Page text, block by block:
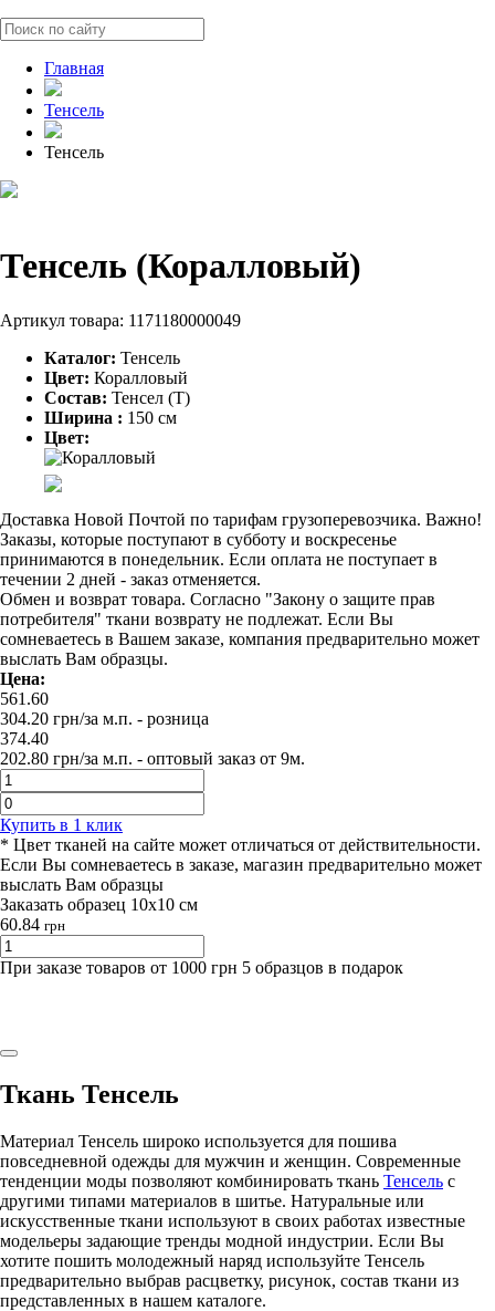
Главная
Тенсель
Тенсель
Тенсель (Коралловый)
Артикул товара: 1171180000049
Каталог: Тенсель
Цвет: Коралловый
Состав: Тенсел (T)
Ширина : 150 см
Цвет:
Доставка Новой Почтой по тарифам грузоперевозчика. Важно!
Заказы, которые поступают в субботу и воскресенье
принимаются в понедельник. Если оплата не поступает в
течении 2 дней - заказ отменяется.
Обмен и возврат товара. Согласно "Закону о защите прав
потребителя" ткани возврату не подлежат. Если Вы
сомневаетесь в Вашем заказе, компания предварительно может
выслать Вам образцы.
Цена:
561.60
304.20 грн/за м.п. - розница
374.40
202.80 грн/за м.п. - оптовый заказ от 9м.
Купить в 1 клик
* Цвет тканей на сайте может отличаться от действительности.
Если Вы сомневаетесь в заказе, магазин предварительно может
выслать Вам образцы
Заказать образец 10х10 см
60.84 грн
При заказе товаров от 1000 грн 5 образцов в подарок
Ткань Тенсель
Материал Тенсель широко используется для пошива
повседневной одежды для мужчин и женщин. Современные
тенденции моды позволяют комбинировать ткань Тенсель с
другими типами материалов в шитье. Натуральные или
искусственные ткани используют в своих работах известные
модельеры задающие тренды модной индустрии. Если Вы
хотите пошить молодежный наряд используйте Тенсель
предварительно выбрав расцветку, рисунок, состав ткани из
представленных в нашем каталоге.